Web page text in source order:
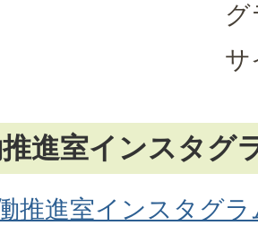
サ
進室インスタグ
推進室インスタグ